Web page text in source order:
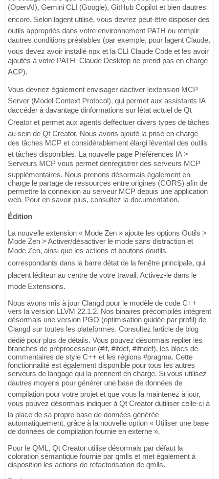
(OpenAI), Gemini CLI (Google), GitHub Copilot et bien dautres
encore. Selon lagent utilisé, vous devrez peut-être disposer des
outils appropriés dans votre environnement PATH ou remplir
dautres conditions préalables (par exemple, pour lagent Claude,
vous devez avoir installé npx et la CLI Claude Code et les avoir
ajoutés à votre PATH  Claude Desktop ne prend pas en charge
ACP).
Vous devriez également envisager dactiver lextension MCP
Server (Model Context Protocol), qui permet aux assistants IA
daccéder à davantage dinformations sur létat actuel de Qt
Creator et permet aux agents deffectuer divers types de tâches
au sein de Qt Creator. Nous avons ajouté la prise en charge
des tâches MCP et considérablement élargi léventail des outils
et tâches disponibles. La nouvelle page Préférences IA >
Serveurs MCP vous permet denregistrer des serveurs MCP
supplémentaires. Nous prenons désormais également en
charge le partage de ressources entre origines (CORS) afin de
permettre la connexion au serveur MCP depuis une application
web. Pour en savoir plus, consultez la documentation.
Édition
La nouvelle extension « Mode Zen » ajoute les options Outils >
Mode Zen > Activer/désactiver le mode sans distraction et
Mode Zen, ainsi que les actions et boutons doutils
correspondants dans la barre détat de la fenêtre principale, qui
placent léditeur au centre de votre travail. Activez-le dans le
mode Extensions.
Nous avons mis à jour Clangd pour le modèle de code C++
vers la version LLVM 22.1.2. Nos binaires précompilés intègrent
désormais une version PGO (optimisation guidée par profil) de
Clangd sur toutes les plateformes. Consultez larticle de blog
dédié pour plus de détails. Vous pouvez désormais replier les
branches de préprocesseur (#if, #ifdef, #ifndef), les blocs de
commentaires de style C++ et les régions #pragma. Cette
fonctionnalité est également disponible pour tous les autres
serveurs de langage qui la prennent en charge. Si vous utilisez
dautres moyens pour générer une base de données de
compilation pour votre projet et que vous la maintenez à jour,
vous pouvez désormais indiquer à Qt Creator dutiliser celle-ci à
la place de sa propre base de données générée
automatiquement, grâce à la nouvelle option « Utiliser une base
de données de compilation fournie en externe ».
Pour le QML, Qt Creator utilise désormais par défaut la
coloration sémantique fournie par qmlls et met également à
disposition les actions de refactorisation de qmlls.